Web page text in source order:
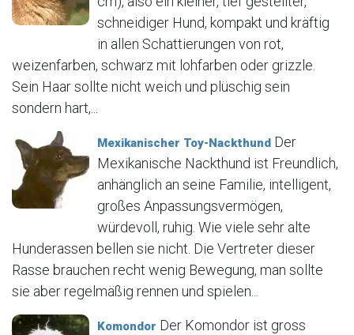
schneidiger Hund, kompakt und kräftig
in allen Schattierungen von rot,
weizenfarben, schwarz mit lohfarben oder grizzle.
Sein Haar sollte nicht weich und plüschig sein
sondern hart,...
Mexikanischer Toy-Nackthund Der
Mexikanische Nackthund ist Freundlich,
anhänglich an seine Familie, intelligent,
großes Anpassungsvermögen,
würdevoll, ruhig. Wie viele sehr alte
Hunderassen bellen sie nicht. Die Vertreter dieser
Rasse brauchen recht wenig Bewegung, man sollte
sie aber regelmäßig rennen und spielen...
Komondor Der Komondor ist gross